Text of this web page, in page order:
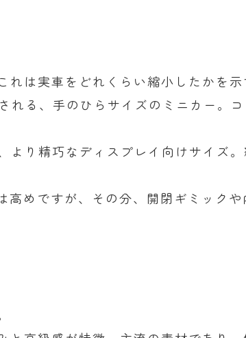
は実車をどれくらい縮小したかを示
れる、手のひらサイズのミニカー。
より精巧なディスプレイ向けサイズ
高めですが、その分、開閉ギミック